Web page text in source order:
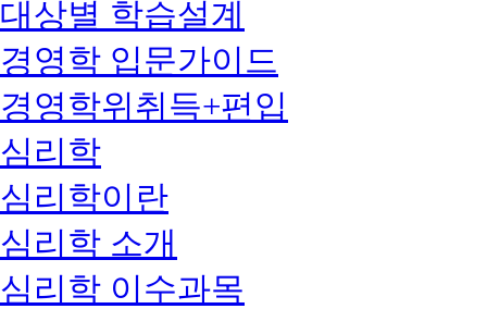
대상별 학습설계
경영학 입문가이드
경영학위취득+편입
심리학
심리학이란
심리학 소개
심리학 이수과목